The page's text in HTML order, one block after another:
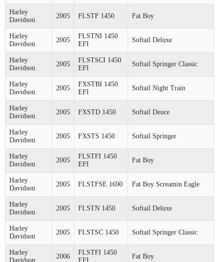
Harley
Davidson
2005 FLSTF 1450 Fat Boy
Harley
Davidson
2005
FLSTNI 1450
EFI
Softail Deluxe
Harley
Davidson
2005
FLSTSCI 1450
EFI
Softail Springer Classic
Harley
Davidson
2005
FXSTBI 1450
EFI
Softail Night Train
Harley
Davidson
2005 FXSTD 1450 Softail Deuce
Harley
Davidson
2005 FXSTS 1450 Softail Springer
Harley
Davidson
2005
FLSTFI 1450
EFI
Fat Boy
Harley
Davidson
2005 FLSTFSE 1690 Fat Boy Screamin Eagle
Harley
Davidson
2005 FLSTN 1450 Softail Deluxe
Harley
Davidson
2005 FLSTSC 1450 Softail Springer Classic
Harley
Davidson
2006
FLSTFI 1450
EFI
Fat Boy